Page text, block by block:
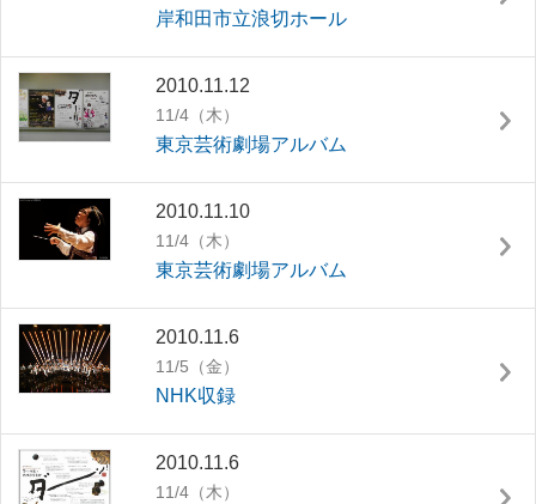
岸和田市立浪切ホール
2010.11.12
11/4（木）
東京芸術劇場アルバム
2010.11.10
11/4（木）
東京芸術劇場アルバム
2010.11.6
11/5（金）
NHK収録
2010.11.6
11/4（木）